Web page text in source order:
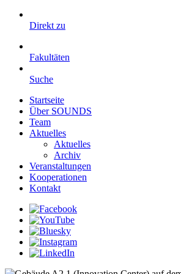
Direkt zu
Fakultäten
Suche
Startseite
Über SOUNDS
Team
Aktuelles
Aktuelles
Archiv
Veranstaltungen
Kooperationen
Kontakt